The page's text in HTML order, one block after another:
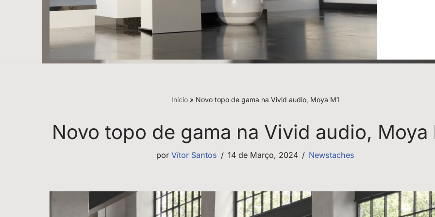
Início» Novo topo de gama na Vivid audio, Moya M1
Novo topo de gama na Vivid audio, Moya
por Vítor Santos 14 de Março, 2024 Newstaches